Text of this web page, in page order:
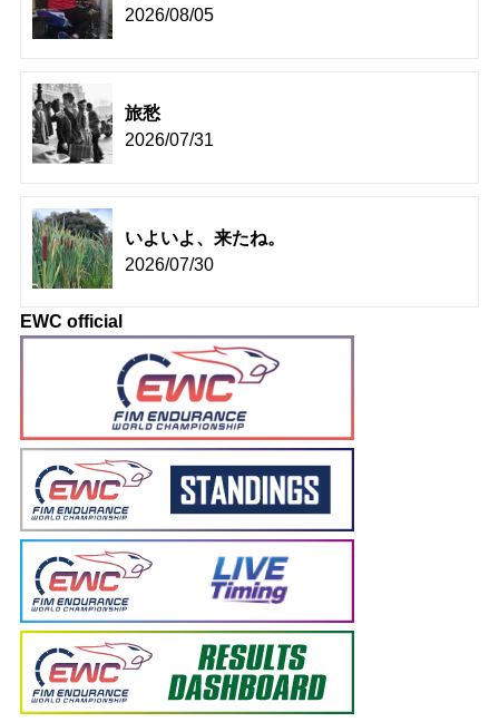
2026/08/05
旅愁
2026/07/31
いよいよ、来たね。
2026/07/30
EWC official